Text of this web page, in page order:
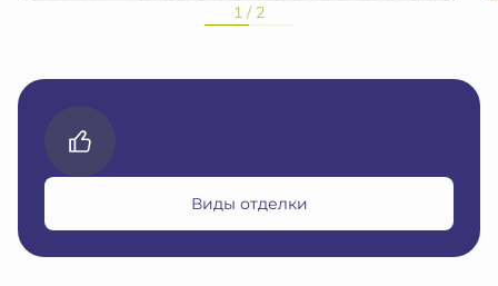
1 / 2
Виды отделки